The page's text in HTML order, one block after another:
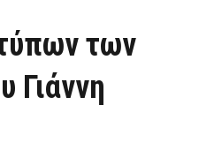
των
Γιάννη